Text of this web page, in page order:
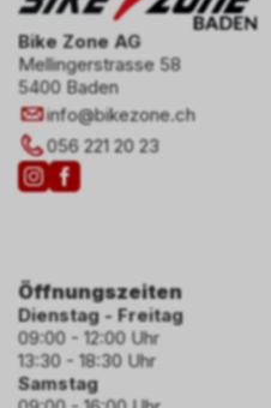
Bike Zone AG
Mellingerstrasse 58
5400 Baden
info@bikezone.ch
056 221 20 23
Öffnungszeiten
Dienstag - Freitag
09:00 - 12:00 Uhr
13:30 - 18:30 Uhr
Samstag